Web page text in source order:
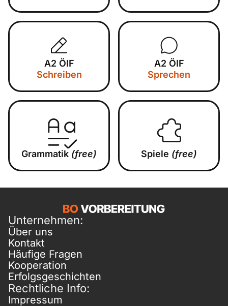
A2 ÖIF
Schreiben
A2 ÖIF
Sprechen
Grammatik (free) Spiele (free)
Unternehmen:
Über uns
Kontakt
Häufige Fragen
Kooperation
Erfolgsgeschichten
Rechtliche Info:
Impressum